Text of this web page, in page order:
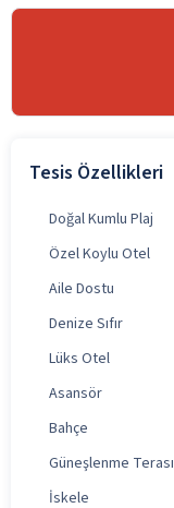
Tesis Özellikleri
Doğal Kumlu Plaj
Özel Koylu Otel
Aile Dostu
Denize Sıfır
Lüks Otel
Asansör
Bahçe
Güneşlenme Terası
İskele